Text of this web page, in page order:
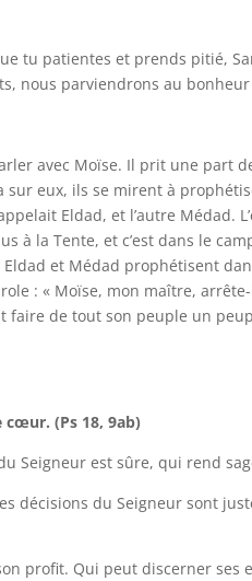
tu patientes et prends pitié,
nous parviendrons au bonheur
avec Moïse. Il prit une part
sur eux, ils se mirent à
Eldad, et l’autre Médad.
à la Tente, et c’est dans le
et Médad prophétisent
: « Moïse, mon maître,
faire de tout son peuple un
(Ps 18, 9ab)
Seigneur est sûre, qui rend
décisions du Seigneur sont
profit. Qui peut discerner ses